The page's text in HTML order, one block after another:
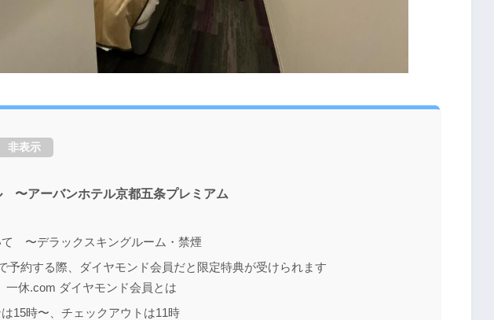
非表示
〜アーバンホテル京都五条プレミアム
て 〜デラックスキングルーム・禁煙
予約する際、ダイヤモンド会員だと限定特典が受けられます
一休.com ダイヤモンド会員とは
15時〜、チェックアウトは11時